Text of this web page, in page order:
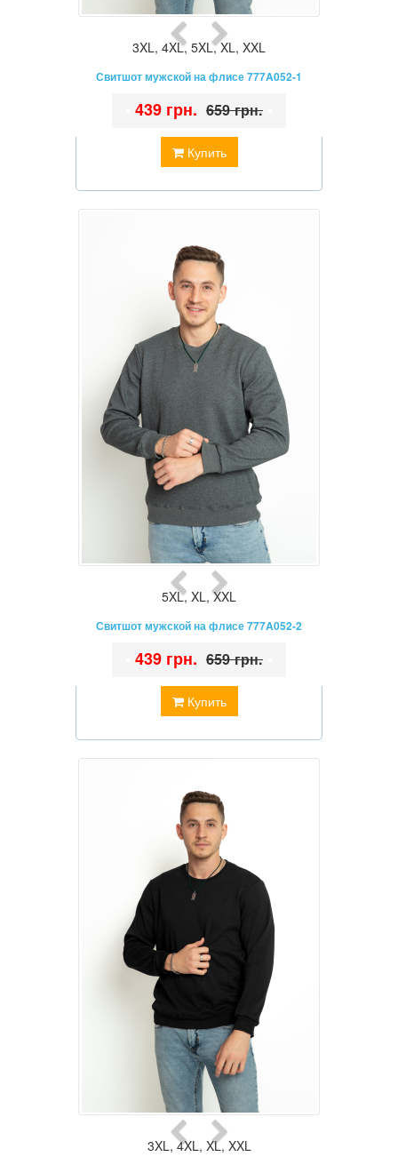
3XL, 4XL, 5XL,XL, XXL
Свитшот мужской на флисе 777A052-1
Купить
439 грн. 659 грн.
5XL, XL,XXL
Свитшот мужской на флисе 777A052-2
Купить
439 грн. 659 грн.
3XL, 4XL, XL, XXL